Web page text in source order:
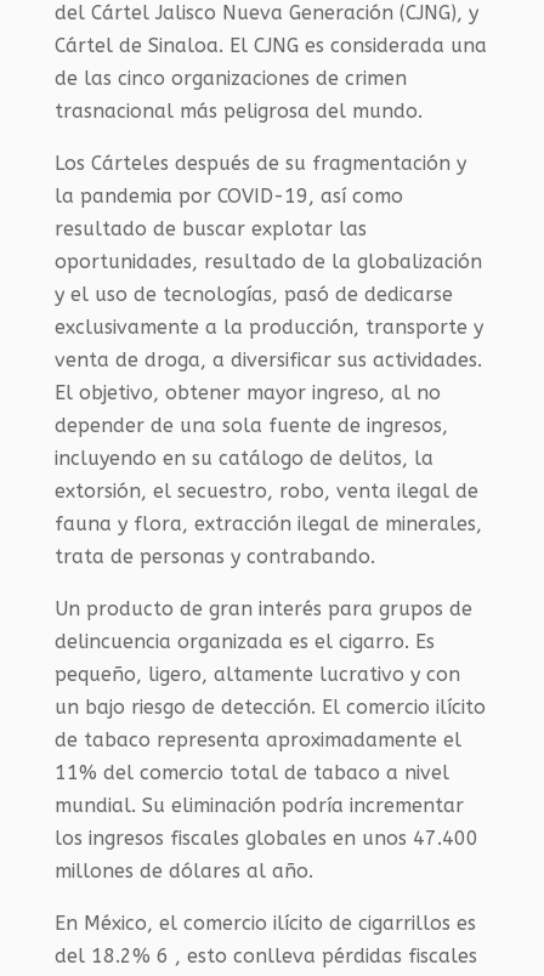
del Cártel Jalisco Nueva Generación (CJNG), y
Cártel de Sinaloa. El CJNG es considerada una
de las cinco organizaciones de crimen
trasnacional más peligrosa del mundo.
Los Cárteles después de su fragmentación y
la pandemia por COVID-19, así como
resultado de buscar explotar las
oportunidades, resultado de la globalización
y el uso de tecnologías, pasó de dedicarse
exclusivamente a la producción, transporte y
venta de droga, a diversificar sus actividades.
El objetivo, obtener mayor ingreso, al no
depender de una sola fuente de ingresos,
incluyendo en su catálogo de delitos, la
extorsión, el secuestro, robo, venta ilegal de
fauna y flora, extracción ilegal de minerales,
trata de personas y contrabando.
Un producto de gran interés para grupos de
delincuencia organizada es el cigarro. Es
pequeño, ligero, altamente lucrativo y con
un bajo riesgo de detección. El comercio ilícito
de tabaco representa aproximadamente el
11% del comercio total de tabaco a nivel
mundial. Su eliminación podría incrementar
los ingresos fiscales globales en unos 47.400
millones de dólares al año.
En México, el comercio ilícito de cigarrillos es
del 18.2% 6 , esto conlleva pérdidas fiscales